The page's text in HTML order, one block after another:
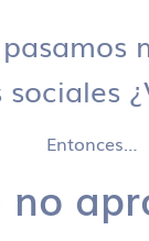
sociales
Entonces…
no